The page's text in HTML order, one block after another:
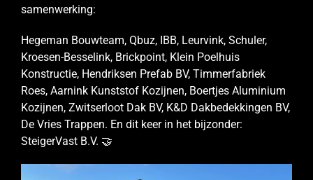
samenwerking:
Hegeman Bouwteam, Qbuz, IBB, Leurvink, Schuler,
Kroesen-Besselink, Brickpoint, Klein Poelhuis
Konstructie, Hendriksen Prefab BV, Timmerfabriek
Roes, Aarnink Kunststof Kozijnen, Boertjes Aluminium
Kozijnen, Zwitserloot Dak BV, K&D Dakbedekkingen BV,
De Vries Trappen. En dit keer in het bijzonder:
SteigerVast B.V. 🤝